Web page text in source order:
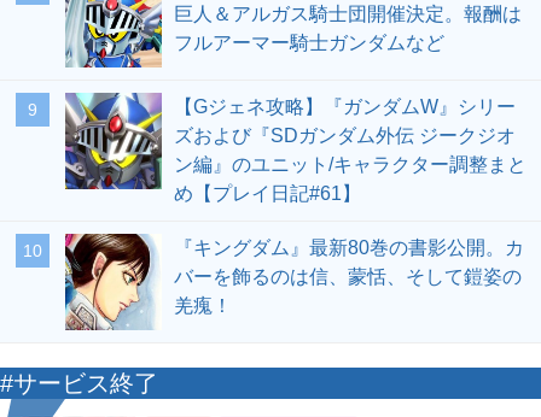
巨人＆アルガス騎士団開催決定。報酬は
フルアーマー騎士ガンダムなど
9
【Gジェネ攻略】『ガンダムW』シリー
ズおよび『SDガンダム外伝 ジークジオ
ン編』のユニット/キャラクター調整まと
め【プレイ日記#61】
10
『キングダム』最新80巻の書影公開。カ
バーを飾るのは信、蒙恬、そして鎧姿の
羌瘣！
#サービス終了